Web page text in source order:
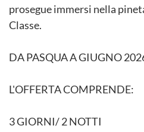
prosegue immersi nella
Classe.
DA PASQUA A GIUGNO
L'OFFERTA COMPRENDE:
3 GIORNI/ 2 NOTTI